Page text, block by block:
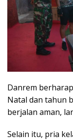
Danrem
Natal dan tahun
berjalan aman,
Selain itu, pria